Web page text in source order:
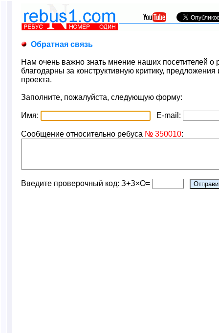
Обратная связь
Нам очень важно знать мнение наших посетителей
благодарны за конструктивную критику,
проекта.
Заполните, пожалуйста, следующую форму:
Имя: E-mail:
Сообщение относительно ребуса № 350010:
Введите проверочный код: З+З×О=